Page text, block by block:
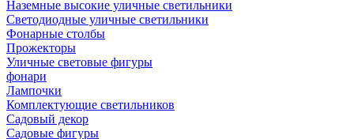
Наземные высокие уличные светильники
Светодиодные уличные светильники
Фонарные столбы
Прожекторы
Уличные световые фигуры
фонари
Лампочки
Комплектующие светильников
Садовый декор
Садовые фигуры